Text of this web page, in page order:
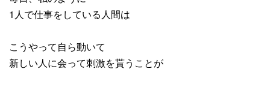
1人で仕事をしている人間は
こうやって自ら動いて
新しい人に会って刺激を貰うことが